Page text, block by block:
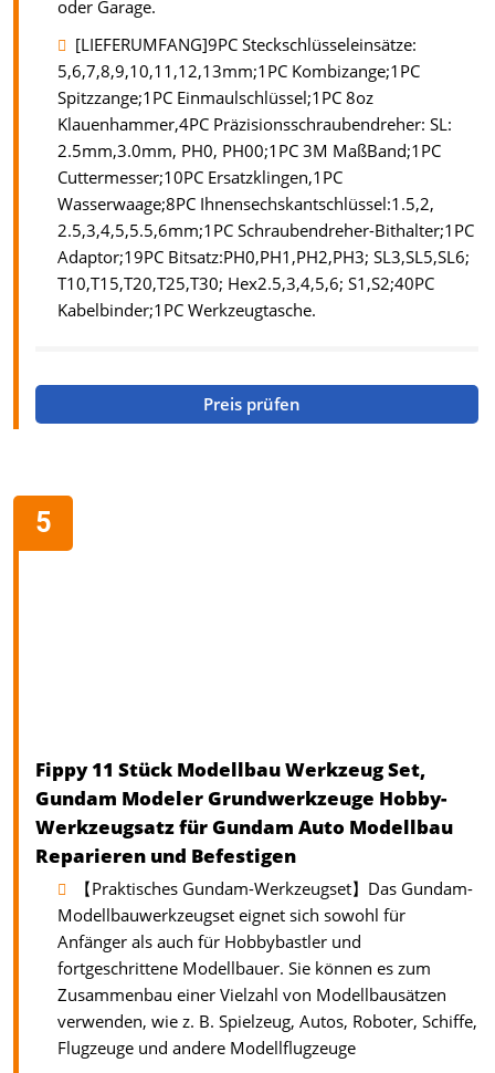
oder Garage.
[LIEFERUMFANG]9PC Steckschlüsseleinsätze:
5,6,7,8,9,10,11,12,13mm;1PC Kombizange;1PC
Spitzzange;1PC Einmaulschlüssel;1PC 8oz
Klauenhammer,4PC Präzisionsschraubendreher: SL:
2.5mm,3.0mm, PH0, PH00;1PC 3M MaßBand;1PC
Cuttermesser;10PC Ersatzklingen,1PC
Wasserwaage;8PC Ihnensechskantschlüssel:1.5,2,
2.5,3,4,5,5.5,6mm;1PC Schraubendreher-Bithalter;1PC
Adaptor;19PC Bitsatz:PH0,PH1,PH2,PH3; SL3,SL5,SL6;
T10,T15,T20,T25,T30; Hex2.5,3,4,5,6; S1,S2;40PC
Kabelbinder;1PC Werkzeugtasche.
Preis prüfen
Fippy 11 Stück Modellbau Werkzeug Set,
Gundam Modeler Grundwerkzeuge Hobby-
Werkzeugsatz für Gundam Auto Modellbau
Reparieren und Befestigen
【Praktisches Gundam-Werkzeugset】Das Gundam-
Modellbauwerkzeugset eignet sich sowohl für
Anfänger als auch für Hobbybastler und
fortgeschrittene Modellbauer. Sie können es zum
Zusammenbau einer Vielzahl von Modellbausätzen
verwenden, wie z. B. Spielzeug, Autos, Roboter, Schiffe,
Flugzeuge und andere Modellflugzeuge